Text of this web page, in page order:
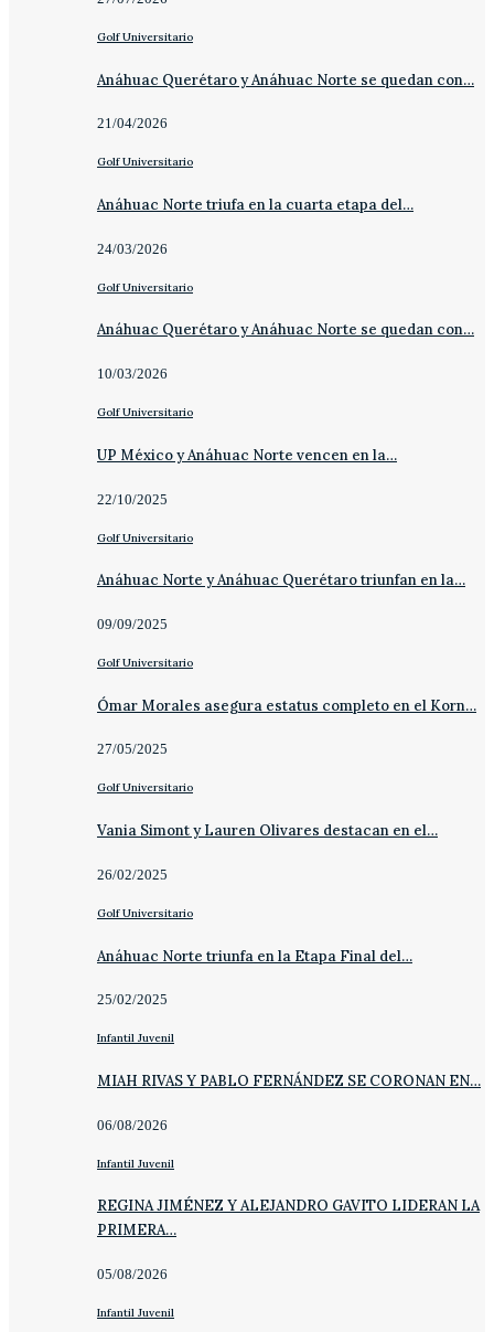
Golf Universitario
Anáhuac Querétaro y Anáhuac Norte se quedan con…
21/04/2026
Golf Universitario
Anáhuac Norte triufa en la cuarta etapa del…
24/03/2026
Golf Universitario
Anáhuac Querétaro y Anáhuac Norte se quedan con…
10/03/2026
Golf Universitario
UP México y Anáhuac Norte vencen en la…
22/10/2025
Golf Universitario
Anáhuac Norte y Anáhuac Querétaro triunfan en la…
09/09/2025
Golf Universitario
Ómar Morales asegura estatus completo en el Korn…
27/05/2025
Golf Universitario
Vania Simont y Lauren Olivares destacan en el…
26/02/2025
Golf Universitario
Anáhuac Norte triunfa en la Etapa Final del…
25/02/2025
Infantil Juvenil
MIAH RIVAS Y PABLO FERNÁNDEZ SE CORONAN EN…
06/08/2026
Infantil Juvenil
REGINA JIMÉNEZ Y ALEJANDRO GAVITO LIDERAN LA
PRIMERA…
05/08/2026
Infantil Juvenil